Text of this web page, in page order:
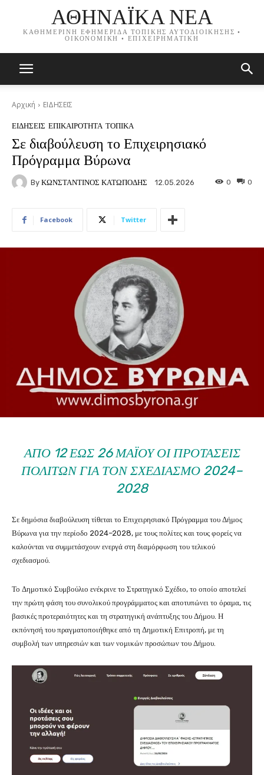
ΑΘΗΝΑΪΚΑ ΝΕΑ
ΚΑΘΗΜΕΡΙΝΗ ΕΦΗΜΕΡΙΔΑ ΤΟΠΙΚΗΣ ΑΥΤΟΔΙΟΙΚΗΣΗΣ •
ΟΙΚΟΝΟΜΙΚΗ • ΕΠΙΧΕΙΡΗΜΑΤΙΚΗ
Αρχική ΕΙΔΗΣΕΙΣ
ΕΙΔΗΣΕΙΣ ΕΠΙΚΑΙΡΟΤΗΤΑ ΤΟΠΙΚΑ
Σε διαβούλευση το Επιχειρησιακό
Πρόγραμμα Βύρωνα
By ΚΩΝΣΤΑΝΤΙΝΟΣ ΚΑΤΩΠΟΔΗΣ 12.05.2026 0
0
Facebook Twitter
ΑΠΌ 12 ΈΩΣ 26 ΜΑΪ́ΟΥ ΟΙ ΠΡΟΤΆΣΕΙΣ
ΠΟΛΙΤΏΝ ΓΙΑ ΤΟΝ ΣΧΕΔΙΑΣΜΌ 2024–
2028
Σε δημόσια διαβούλευση τίθεται το Επιχειρησιακό Πρόγραμμα του Δήμος
Βύρωνα για την περίοδο 2024–2028, με τους πολίτες και τους φορείς να
καλούνται να συμμετάσχουν ενεργά στη διαμόρφωση του τελικού
σχεδιασμού.
Το Δημοτικό Συμβούλιο ενέκρινε το Στρατηγικό Σχέδιο, το οποίο αποτελεί
την πρώτη φάση του συνολικού προγράμματος και αποτυπώνει το όραμα, τις
βασικές προτεραιότητες και τη στρατηγική ανάπτυξης του Δήμου. Η
εκπόνησή του πραγματοποιήθηκε από τη Δημοτική Επιτροπή, με τη
συμβολή των υπηρεσιών και των νομικών προσώπων του Δήμου.